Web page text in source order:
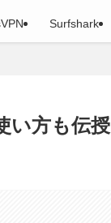
Surfshark
い方も伝授